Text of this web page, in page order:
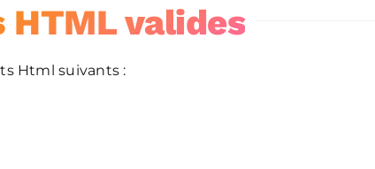
HTML valides
Html suivants :